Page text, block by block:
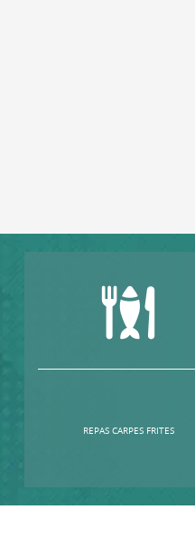
REPAS CARPES FRITES